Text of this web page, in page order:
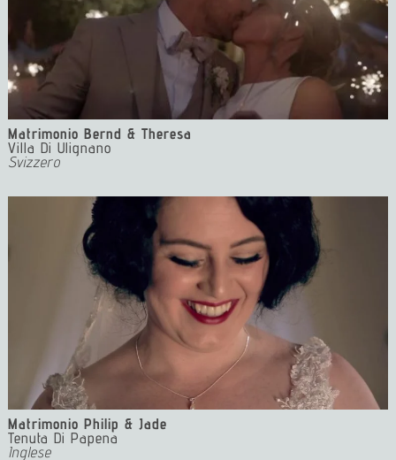
Matrimonio Bernd & Theresa
Villa Di Ulignano
Svizzero
Matrimonio Philip & Jade
Tenuta Di Papena
Inglese